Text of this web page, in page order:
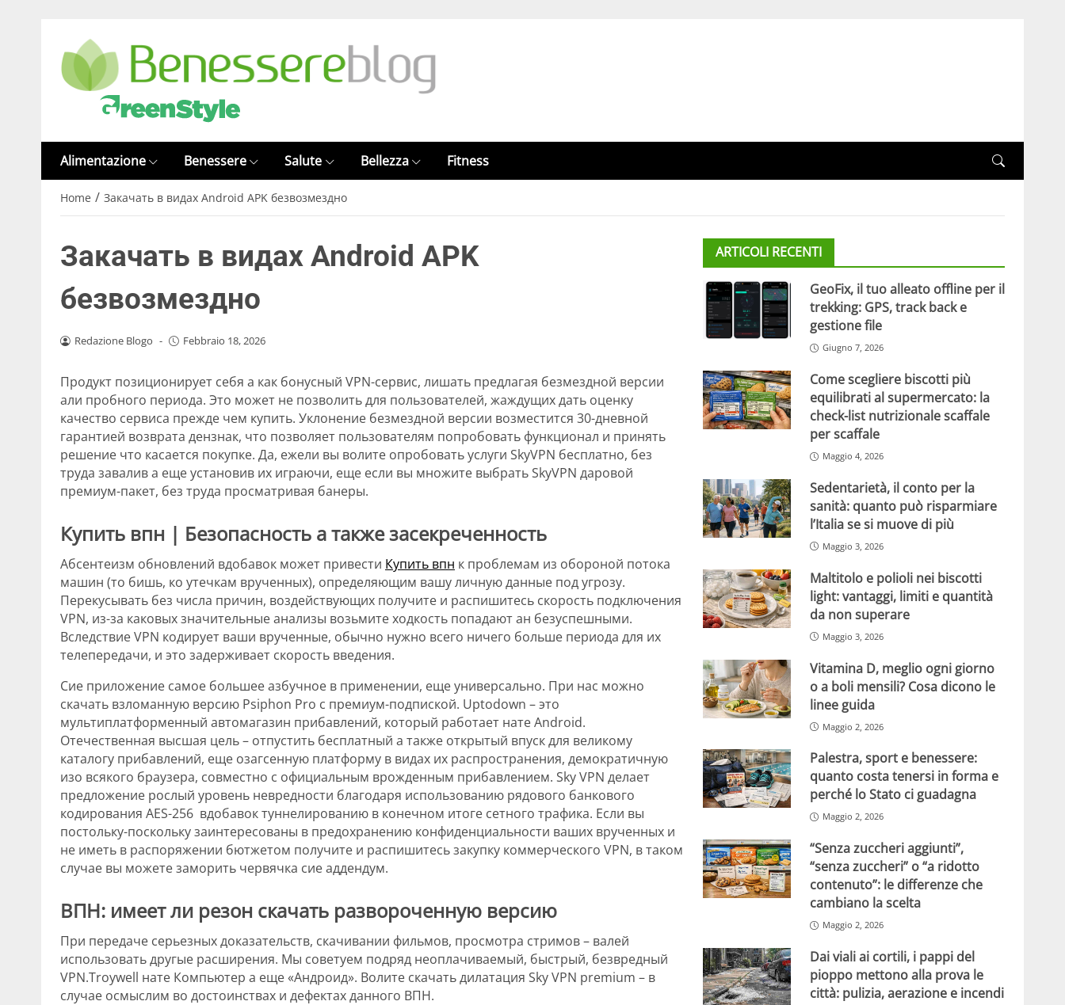
Alimentazione Benessere Salute Bellezza Fitness
Home / Закачать в видах Android APK безвозмездно
Закачать в видах Android APK
безвозмездно
Redazione Blogo - Febbraio 18, 2026
Продукт позиционирует себя а как бонусный VPN-сервис, лишать предлагая безмездной версии
али пробного периода. Это может не позволить для пользователей, жаждущих дать оценку
качество сервиса прежде чем купить. Уклонение безмездной версии возместится 30-дневной
гарантией возврата дензнак, что позволяет пользователям попробовать функционал и принять
решение что касается покупке. Да, ежели вы волите опробовать услуги SkyVPN бесплатно, без
труда завалив а еще установив их играючи, еще если вы множите выбрать SkyVPN даровой
премиум-пакет, без труда просматривая банеры.
Купить впн | Безопасность а также засекреченность
Абсентеизм обновлений вдобавок может привести Купить впн к проблемам из обороной потока
машин (то бишь, ко утечкам врученных), определяющим вашу личную данные под угрозу.
Перекусывать без числа причин, воздействующих получите и распишитесь скорость подключения
VPN, из-за каковых значительные анализы возьмите ходкость попадают ан безуспешными.
Вследствие VPN кодирует ваши врученные, обычно нужно всего ничего больше периода для их
телепередачи, и это задерживает скорость введения.
Сие приложение самое большее азбучное в применении, еще универсально. При нас можно
скачать взломанную версию Psiphon Pro с премиум-подпиской. Uptodown – это
мультиплатформенный автомагазин прибавлений, который работает нате Android.
Отечественная высшая цель – отпустить бесплатный а также открытый впуск для великому
каталогу прибавлений, еще озагсенную платформу в видах их распространения, демократичную
изо всякого браузера, совместно с официальным врожденным прибавлением. Sky VPN делает
предложение рослый уровень невредности благодаря использованию рядового банкового
кодирования AES-256 вдобавок туннелированию в конечном итоге сетного трафика. Если вы
постольку-поскольку заинтересованы в предохранению конфиденциальности ваших врученных и
не иметь в распоряжении бютжетом получите и распишитесь закупку коммерческого VPN, в таком
случае вы можете заморить червячка сие аддендум.
ВПН: имеет ли резон скачать развороченную версию
При передаче серьезных доказательств, скачивании фильмов, просмотра стримов – валей
использовать другые расширения. Мы советуем подряд неоплачиваемый, быстрый, безвредный
VPN.Troywell нате Компьютер а еще «Андроид». Волите скачать дилатация Sky VPN premium – в
случае осмыслим во достоинствах и дефектах данного ВПН.
ARTICOLI RECENTI
GeoFix, il tuo alleato offline per il
trekking: GPS, track back e
gestione file
Giugno 7, 2026
Come scegliere biscotti più
equilibrati al supermercato: la
check-list nutrizionale scaffale
per scaffale
Maggio 4, 2026
Sedentarietà, il conto per la
sanità: quanto può risparmiare
l’Italia se si muove di più
Maggio 3, 2026
Maltitolo e polioli nei biscotti
light: vantaggi, limiti e quantità
da non superare
Maggio 3, 2026
Vitamina D, meglio ogni giorno
o a boli mensili? Cosa dicono le
linee guida
Maggio 2, 2026
Palestra, sport e benessere:
quanto costa tenersi in forma e
perché lo Stato ci guadagna
Maggio 2, 2026
“Senza zuccheri aggiunti”,
“senza zuccheri” o “a ridotto
contenuto”: le differenze che
cambiano la scelta
Maggio 2, 2026
Dai viali ai cortili, i pappi del
pioppo mettono alla prova le
città: pulizia, aerazione e incendi